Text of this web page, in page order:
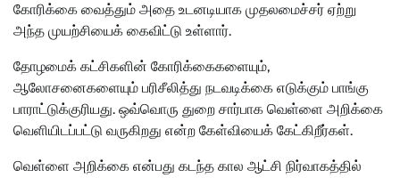
கோரிக்கை வைத்தும் அதை உடனடியாக முதலமைச்சர் ஏற்று
அந்த முயற்சியைக் கைவிட்டு உள்ளார்.
தோழமைக் கட்சிகளின் கோரிக்கைகளையும்,
ஆலோசனைகளையும் பரிசீலித்து நடவடிக்கை எடுக்கும் பாங்கு
பாராட்டுக்குரியது. ஒவ்வொரு துறை சார்பாக வெள்ளை அறிக்கை
வெளியிடப்பட்டு வருகிறது என்ற கேள்வியைக் கேட்கிறீர்கள்.
வெள்ளை அறிக்கை என்பது கடந்த கால ஆட்சி நிர்வாகத்தில்